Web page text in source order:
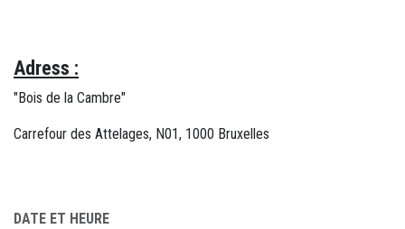
Adress :
"Bois de la Cambre"
Carrefour des Attelages, N01, 1000 Bruxelles
DATE ET HEURE